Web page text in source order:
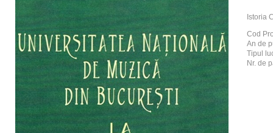
Istoria
Cod
An de
Tipul
Nr. de